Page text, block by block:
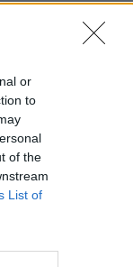
or
to
of the
List of